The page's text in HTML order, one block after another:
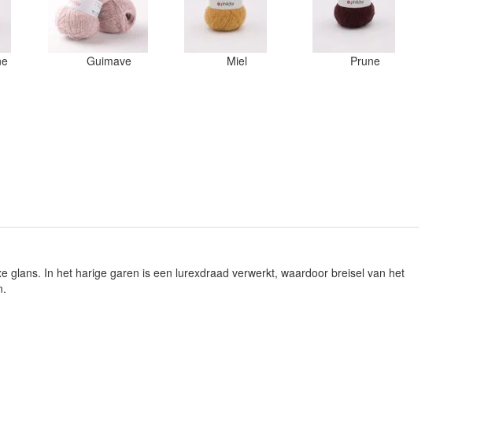
Guimave Miel Prune
glans. In het harige garen is een lurexdraad verwerkt, waardoor breisel van het